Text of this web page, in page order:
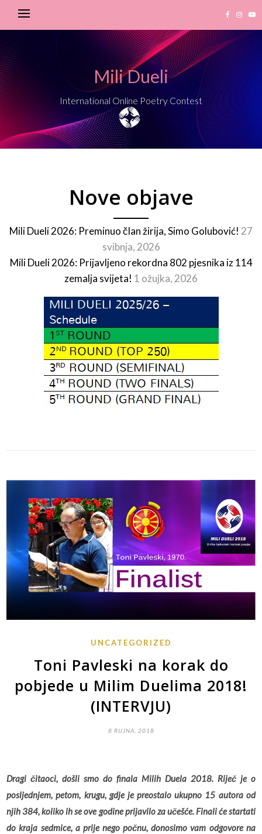
Mili Dueli
International Online Poetry Contest
Nove objave
Mili Dueli 2026: Preminuo član žirija, Simo Golubović! 27
svibnja, 2026
Mili Dueli 2026: Prijavljeno rekordna 802 pjesnika iz 114
zemalja svijeta! 1 ožujka, 2026
UNCATEGORIZED
Toni Pavleski na korak do
pobjede u Milim Duelima 2018!
(INTERVJU)
8 RUJNA, 2018
Dragi čitaoci, došli smo do finala Milih Duela 2018. Riječ je o
posljednjem, petom, krugu, gdje je preostalo ukupno 15 autora od
njih 384, koliko ih se ove godine prijavilo za učešće. Finali će startati
do kraja sedmice, a prije nego počnu, donosimo vam odgovore na